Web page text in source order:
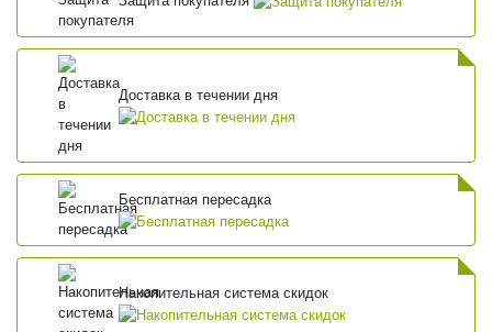
Доставка в течении дня
Бесплатная пересадка
Накопительная система скидок